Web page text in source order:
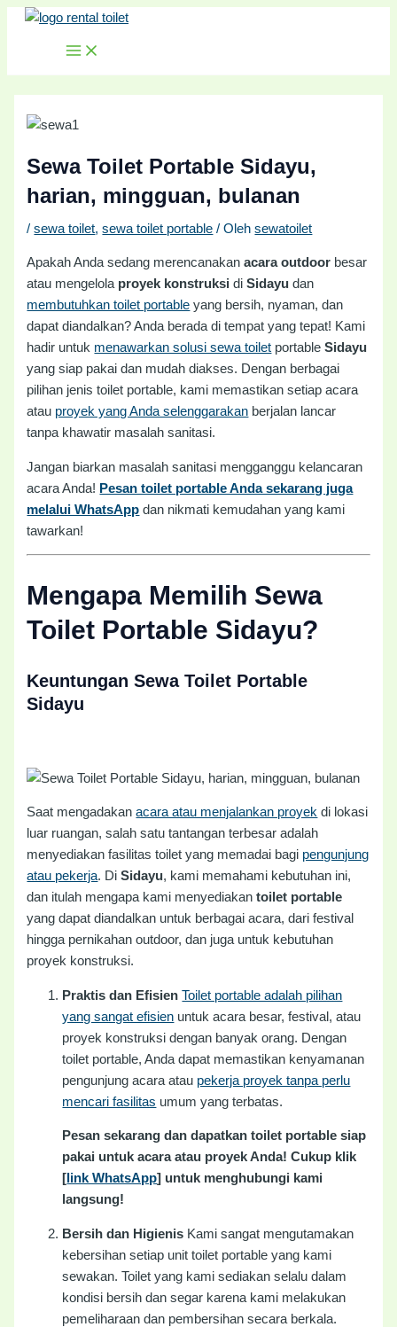
Lewati
MAIN
MENU
Sewa Toilet Portable Sidayu,
harian, mingguan, bulanan
/sewa toilet,sewa toilet portable / Olehsewatoilet
Apakah Anda sedang merencanakanacara outdoor besar
atau mengelola proyek konstruksi diSidayu dan
membutuhkan toilet portable yang bersih, nyaman, dan
dapat diandalkan? Anda berada di tempat yang tepat! Kami
hadir untuk menawarkan solusi sewa toilet portableSidayu
yang siap pakai dan mudah diakses. Dengan berbagai
pilihan jenis toilet portable, kami memastikan setiap acara
atau proyek yang Anda selenggarakan berjalan lancar
tanpa khawatir masalah sanitasi.
Jangan biarkan masalah sanitasi mengganggu kelancaran
acara Anda! Pesan toilet portable Anda sekarang juga
melalui WhatsApp dan nikmati kemudahan yang kami
tawarkan!
Mengapa Memilih Sewa
Toilet Portable Sidayu?
Keuntungan Sewa Toilet Portable
Sidayu
Saat mengadakanacara atau menjalankan proyek di lokasi
luar ruangan, salah satu tantangan terbesar adalah
menyediakan fasilitas toilet yang memadai bagi pengunjung
atau pekerja. DiSidayu, kami memahami kebutuhan ini,
dan itulah mengapa kami menyediakantoilet portable
yang dapat diandalkan untuk berbagai acara, dari festival
hingga pernikahan outdoor, dan juga untuk kebutuhan
proyek konstruksi.
Praktis dan Efisien Toilet portable adalah pilihan
yang sangat efisien untuk acara besar, festival, atau
proyek konstruksi dengan banyak orang. Dengan
toilet portable, Anda dapat memastikan kenyamanan
pengunjung acara atau pekerja proyek tanpa perlu
mencari fasilitas umum yang terbatas.
Pesan sekarang dan dapatkan toilet portable siap
pakai untuk acara atau proyek Anda! Cukup klik
[ link WhatsApp] untuk menghubungi kami
langsung!
Bersih dan Higienis Kami sangat mengutamakan
kebersihan setiap unit toilet portable yang kami
sewakan. Toilet yang kami sediakan selalu dalam
kondisi bersih dan segar karena kami melakukan
pemeliharaan dan pembersihan secara berkala.
Post